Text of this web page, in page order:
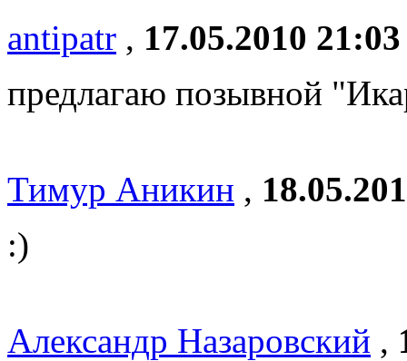
antipatr , 17.05.2010 21:03
предлагаю позывной
Тимур Аникин ,
:)
Александр Назаровский ,